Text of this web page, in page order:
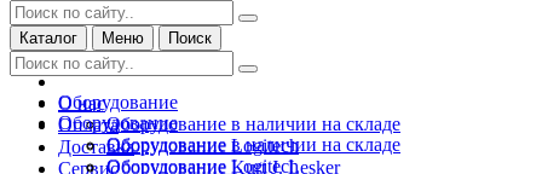
Каталог Меню Поиск
О нас
Оплата
Доставка
Сервис
Оборудование
Оборудование в наличии на складе
Оборудование Logitech
Оборудование Kurt J. Lesker
Оборудование
Оборудование в наличии на складе
Оборудование Logitech